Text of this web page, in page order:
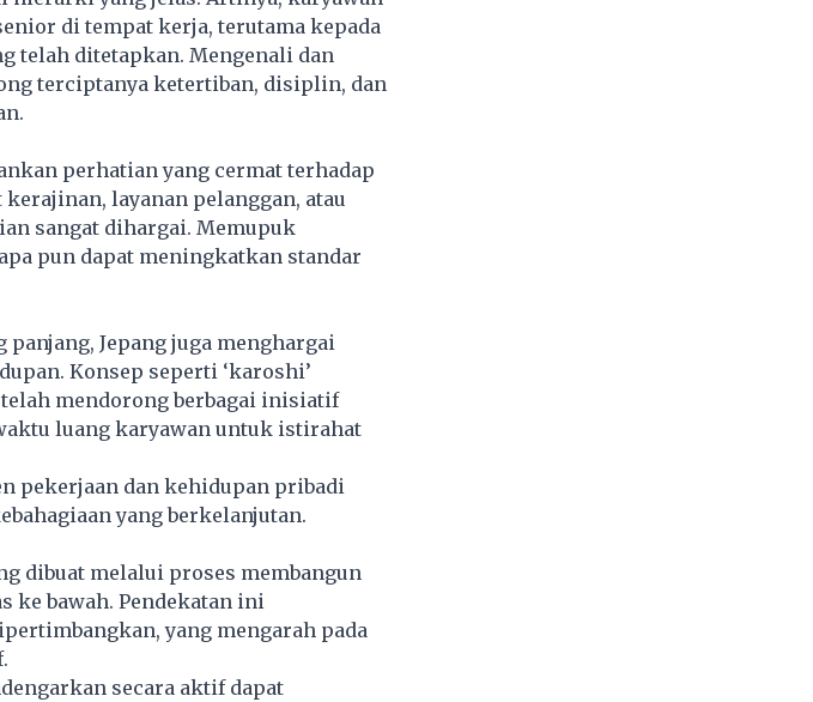
di tempat kerja, terutama kepada
telah ditetapkan. Mengenali dan
terciptanya ketertiban, disiplin, dan
perhatian yang cermat terhadap
layanan pelanggan, atau
sangat dihargai. Memupuk
pun dapat meningkatkan standar
Jepang juga menghargai
Konsep seperti ‘karoshi’
mendorong berbagai inisiatif
luang karyawan untuk istirahat
pekerjaan dan kehidupan pribadi
yang berkelanjutan.
dibuat melalui proses membangun
ke bawah. Pendekatan ini
yang mengarah pada
secara aktif dapat